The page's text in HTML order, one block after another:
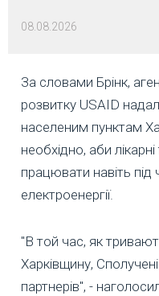
08.08.2026
За словами Брінк,
розвитку USAID
населеним пунктам
необхідно, аби
працювати навіть під
електроенергії.
"В той час, як
Харківщину,
партнерів", -